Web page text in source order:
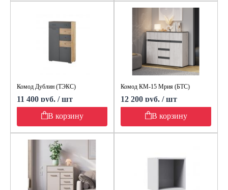
Комод Дублин (ТЭКС)
11 400 руб. / шт
В корзину
Комод КМ-15 Мрия (БТС)
12 200 руб. / шт
В корзину